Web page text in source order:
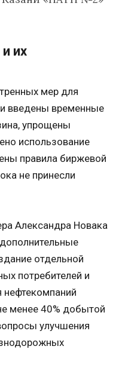
их
мер для
введены временные
упрощены
использование
правила биржевой
не принесли
Александра Новака
отдельной
потребителей и
нефтекомпаний
менее 40% добытой
улучшения